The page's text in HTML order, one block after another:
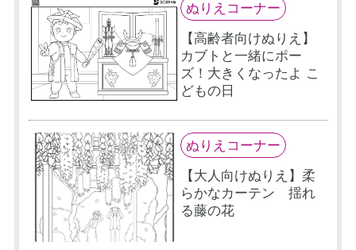
ぬりえコーナー
【高齢者向けぬりえ】
カブトと一緒にポー
ズ！大きくなったよ こ
どもの日
ぬりえコーナー
【大人向けぬりえ】柔
らかなカーテン 揺れ
る藤の花